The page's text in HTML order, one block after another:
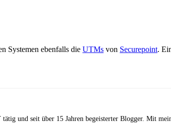
Systemen ebenfalls die UTMs von Securepoint.
und seit über 15 Jahren begeisterter Blogger. Mit